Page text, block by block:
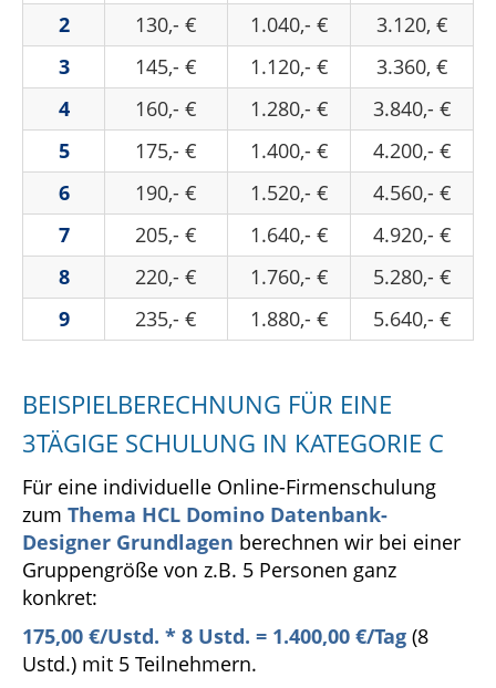
2
130,- € 1.040,- €
3.120, €
3
145,- € 1.120,- €
3.360, €
4
160,- € 1.280,- €
3.840,- €
5
175,- € 1.400,- €
4.200,- €
6
190,- € 1.520,- €
4.560,- €
7
205,- € 1.640,- €
4.920,- €
8
220,- € 1.760,- €
5.280,- €
9
235,- € 1.880,- € 5.640,- €
BEISPIELBERECHNUNG FÜR EINE
3TÄGIGE SCHULUNG IN KATEGORIE C
Für eine individuelle Online-Firmenschulung
zum Thema HCL Domino Datenbank-
Designer Grundlagen berechnen wir bei einer
Gruppengröße von z.B. 5 Personen ganz
konkret:
175,00 €/Ustd. * 8 Ustd. = 1.400,00 €/Tag (8
Ustd.) mit 5 Teilnehmern.